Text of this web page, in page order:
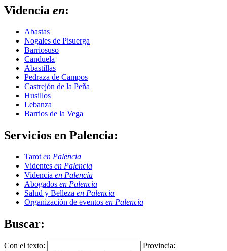
Videncia en:
Abastas
Nogales de Pisuerga
Barriosuso
Canduela
Abastillas
Pedraza de Campos
Castrejón de la Peña
Husillos
Lebanza
Barrios de la Vega
Servicios en Palencia:
Tarot en Palencia
Videntes en Palencia
Videncia en Palencia
Abogados en Palencia
Salud y Belleza en Palencia
Organización de eventos en Palencia
Buscar:
Con el texto:
Provincia: